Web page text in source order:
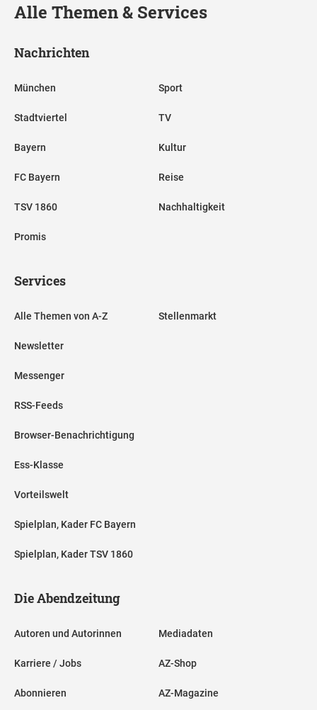
Alle Themen & Services
Nachrichten
München
Stadtviertel
Bayern
FC Bayern
TSV 1860
Promis
Sport
TV
Kultur
Reise
Nachhaltigkeit
Services
Alle Themen von A-Z
Newsletter
Messenger
RSS-Feeds
Browser-Benachrichtigung
Ess-Klasse
Vorteilswelt
Spielplan, Kader FC Bayern
Spielplan, Kader TSV 1860
Stellenmarkt
Die Abendzeitung
Autoren und Autorinnen
Karriere / Jobs
Abonnieren
Mediadaten
AZ-Shop
AZ-Magazine